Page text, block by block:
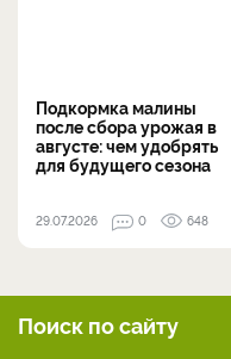
Подкормка малины
после сбора урожая в
августе: чем удобрять
для будущего сезона
29.07.2026 0 648
Поиск по сайту